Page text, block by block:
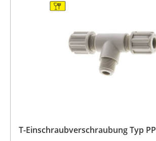
T-Einschraubverschraubung Typ PP